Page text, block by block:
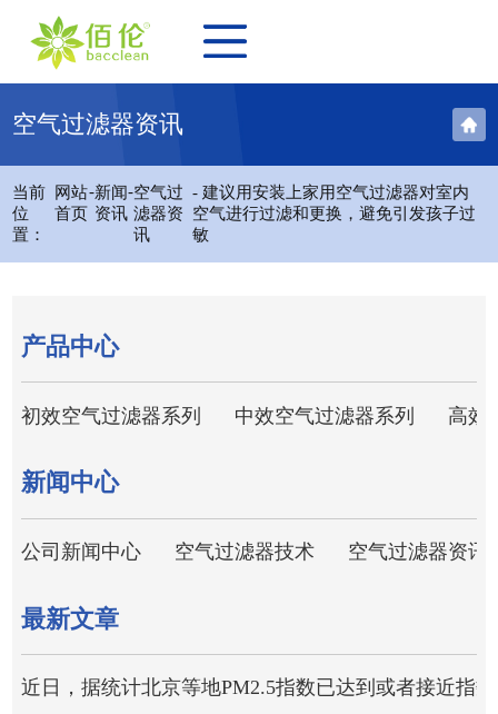
空气过滤器资讯
当前
位
置：
网站
首页
-新闻
资讯
-空气过
滤器资
讯
- 建议用安装上家用空气过滤器对室内
空气进行过滤和更换，避免引发孩子过
敏
产品中心
初效空气过滤器系列 中效空气过滤器系列 高效
新闻中心
公司新闻中心 空气过滤器技术 空气过滤器资讯
最新文章
近日，据统计北京等地PM2.5指数已达到或者接近指数